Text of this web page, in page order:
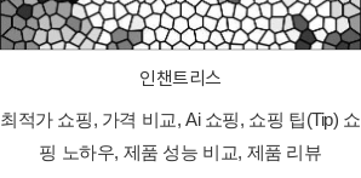
인챈트리스
최적가 쇼핑, 가격 비교, Ai 쇼핑, 쇼핑 팁(Tip) 쇼
핑 노하우, 제품 성능 비교, 제품 리뷰